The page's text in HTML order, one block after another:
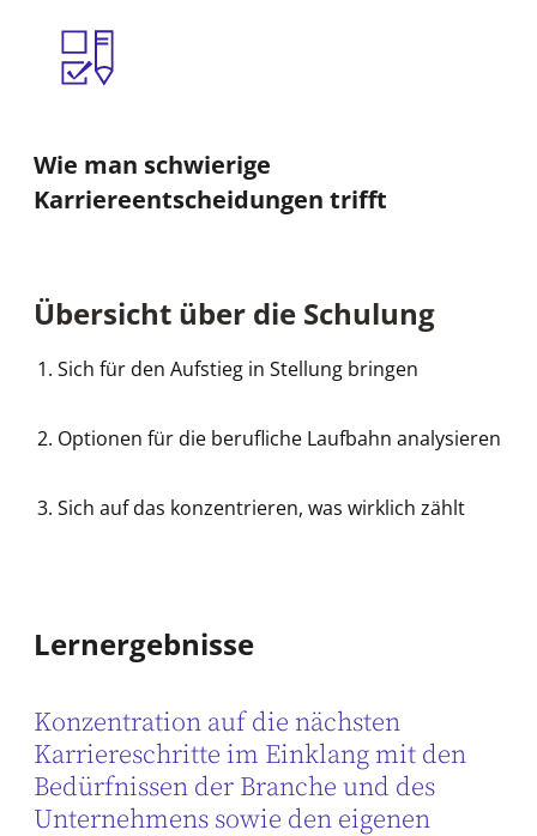
Wie man schwierige
Karriereentscheidungen trifft
Übersicht über die Schulung
Sich für den Aufstieg in Stellung bringen
Optionen für die berufliche Laufbahn analysieren
Sich auf das konzentrieren, was wirklich zählt
Lernergebnisse
Konzentration auf die nächsten
Karriereschritte im Einklang mit den
Bedürfnissen der Branche und des
Unternehmens sowie den eigenen